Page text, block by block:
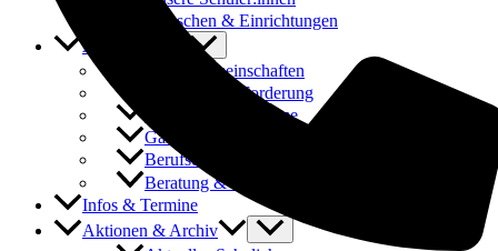
Menschen & Einrichtungen
Angebote
Arbeitsgemeinschaften
Förderung & Forderung
Austauschprogramme
Ganztages- und Hausaufgabenbetreuung
Berufsorientierung & Praktika
Beratung & Schulsozialarbeit
Infos & Termine
Aktionen & Archiv